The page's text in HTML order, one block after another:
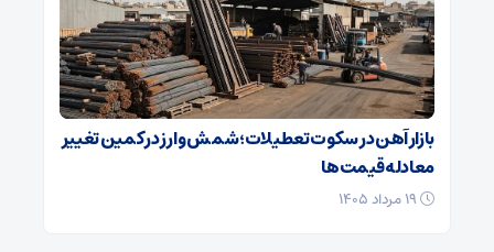
بازار آهن در سکوت تعطیلات؛ شمش و ارز در کمین تغییر
معادله قیمت‌ها